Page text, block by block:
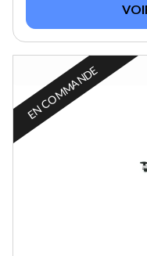
EN COMMANDE